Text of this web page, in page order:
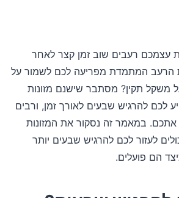
עצמכם רעבים שוב זמן קצר לאחר
הרעב המתמדת מפריעה לכם לשמור על
משקל תקין? מסתבר שישנם מזונות
לכם להרגיש שבעים לאורך זמן, ורבים
במאמר זה נסקור את המזונות
לעזור לכם להרגיש שבעים יותר
הם פועלים.